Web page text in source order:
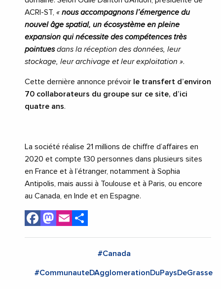
ACRI-ST, « nous accompagnons l’émergence du
nouvel âge spatial, un écosystème en pleine
expansion qui nécessite des compétences très
pointuesdans la réception des données, leur
stockage, leur archivage et leur exploitation ».
Cette dernière annonce prévoir le transfert d’environ
70 collaborateurs du groupe sur ce site, d’ici
quatre ans.
La société réalise 21 millions de chiffre d’affaires en
2020 et compte 130 personnes dans plusieurs sites
en France et à l’étranger, notamment à Sophia
Antipolis, mais aussi à Toulouse et à Paris, ou encore
au Canada, en Inde et en Espagne.
Facebook
Mastodon
Email
#Canada
#CommunauteDAgglomerationDuPaysDeGrasse